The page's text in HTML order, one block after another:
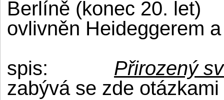
Berlíně (konec 20. let)
ovlivněn Heideggerem
spis:
Přirozený
zabývá se zde